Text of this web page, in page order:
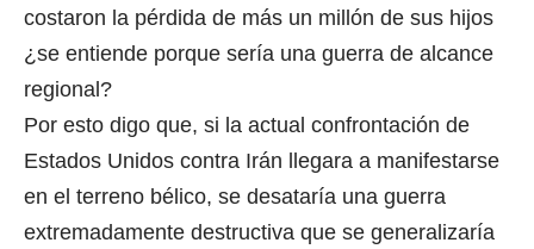
costaron la pérdida de más un millón de sus hijos
¿se entiende porque sería una guerra de alcance
regional?
Por esto digo que, si la actual confrontación de
Estados Unidos contra Irán llegara a manifestarse
en el terreno bélico, se desataría una guerra
extremadamente destructiva que se generalizaría